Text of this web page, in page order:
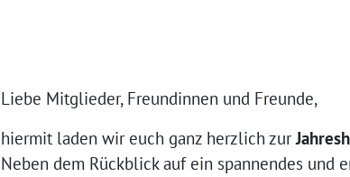
Lie­be Mit­glie­der, Freun­din­nen und Freunde,
hier­mit laden wir euch ganz herz­lich zur
Neben dem Rück­blick auf ein span­nen­des